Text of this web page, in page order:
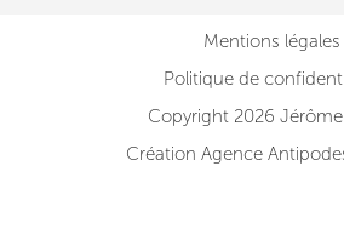
Mentions légales
Politique de
Copyright 2026
Création Agence